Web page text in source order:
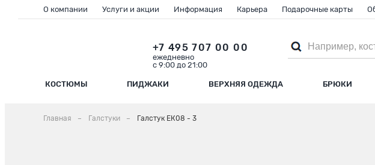
КОСТЮМЫ ПИДЖАКИ ВЕРХНЯЯ ОДЕЖДА БРЮКИ
+7 495 707 00 00
ежедневно
с 9:00 до 21:00
О компании Услуги и акции Информация Карьера Подарочные карты
Главная Галстуки Галстук ЕК08 - 3